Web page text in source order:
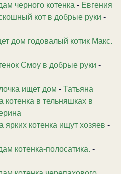
черного котенка - Евгения
кот в добрые руки -
дом годовалый котик Макс.
Смоу в добрые руки -
ищет дом - Татьяна
котенка в тельняшках в
ярких котенка ищут хозяев -
котенка-полосатика. -